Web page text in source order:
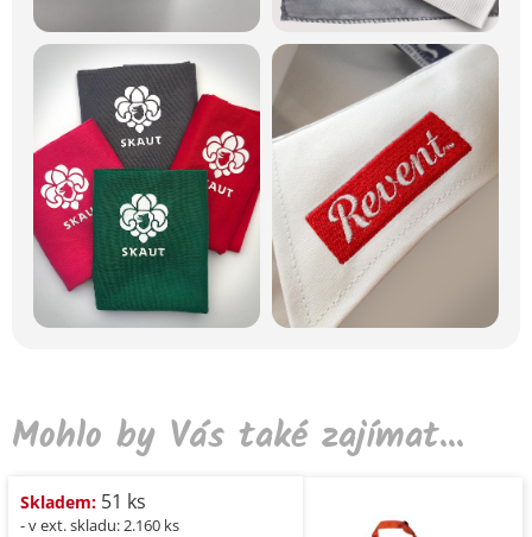
Mohlo by Vás také zajímat...
Skladem: 51 ks
- v ext. skladu: 2.160 ks